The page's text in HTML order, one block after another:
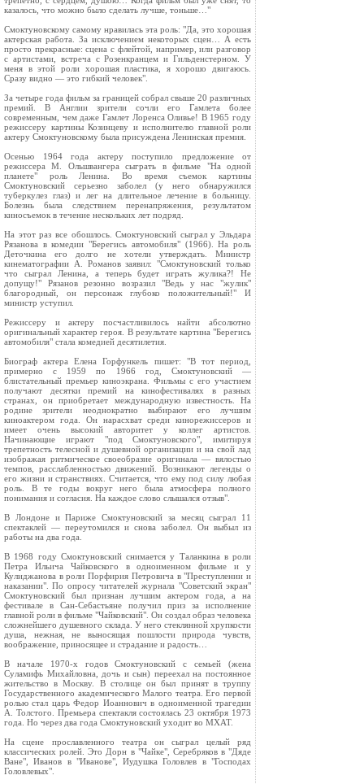
казалось, что можно было сделать лучше, тоньше…"
Смоктуновскому самому нравилась эта роль: "Да, это хорошая
актерская работа. За исключением некоторых сцен… А есть
просто прекрасные: сцена с флейтой, например, или разговор
с артистами, встреча с Розенкранцем и Гильденстерном. У
меня в этой роли хорошая пластика, я хорошо двигаюсь.
Сразу видно — это гибкий человек".
За четыре года фильм за границей собрал свыше 20 различных
премий. В Англии зрители сочли его Гамлета более
современным, чем даже Гамлет Лоренса Оливье! В 1965 году
режиссеру картины Козинцеву и исполнителю главной роли
актеру Смоктуновскому была присуждена Ленинская премия.
Осенью 1964 года актеру поступило предложение от
режиссера М. Ольшвангера сыграть в фильме "На одной
планете" роль Ленина. Во время съемок картины
Смоктуновский серьезно заболел (у него обнаружился
туберкулез глаз) и лег на длительное лечение в больницу.
Болезнь была следствием перенапряжения, результатом
киносъемок в течение нескольких лет подряд.
На этот раз все обошлось. Смоктуновский сыграл у Эльдара
Рязанова в комедии "Берегись автомобиля" (1966). На роль
Деточкина его долго не хотели утверждать. Министр
кинематографии А. Романов заявил: "Смоктуновский только
что сыграл Ленина, а теперь будет играть жулика?! Не
допущу!" Рязанов резонно возразил "Ведь у нас "жулик"
благородный, он персонаж глубоко положительный!" И
министр уступил.
Режиссеру и актеру посчастливилось найти абсолютно
оригинальный характер героя. В результате картина "Берегись
автомобиля" стала комедией десятилетия.
Биограф актера Елена Горфункель пишет: "В тот период,
примерно с 1959 по 1966 год, Смоктуновский —
блистательный премьер киноэкрана. Фильмы с его участием
получают десятки премий на кинофестивалях в разных
странах, он приобретает международную известность. На
родине зрители неоднократно выбирают его лучшим
киноактером года. Он нарасхват среди кинорежиссеров и
имеет очень высокий авторитет у коллег артистов.
Начинающие играют "под Смоктуновского", имитируя
трепетность телесной и душевной организации и на свой лад
изображая ритмическое своеобразие оригинала — вялостью
темпов, расслабленностью движений. Возникают легенды о
его жизни и странствиях. Считается, что ему под силу любая
роль. В те годы вокруг него была атмосфера полного
понимания и согласия. На каждое слово слышался отзыв".
В Лондоне и Париже Смоктуновский за месяц сыграл 11
спектаклей — переутомился и снова заболел. Он выбыл из
работы на два года.
В 1968 году Смоктуновский снимается у Таланкина в роли
Петра Ильича Чайковского в одноименном фильме и у
Кулиджанова в роли Порфирия Петровича в "Преступлении и
наказании". По опросу читателей журнала "Советский экран"
Смоктуновский был признан лучшим актером года, а на
фестивале в Сан-Себастьяне получил приз за исполнение
главной роли в фильме "Чайковский". Он создал образ человека
сложнейшего душевного склада. У него стеклянной хрупкости
душа, нежная, не выносящая пошлости природа чувств,
воображение, приносящее и страдание и радость…
В начале 1970-х годов Смоктуновский с семьей (жена
Суламифь Михайловна, дочь и сын) переехал на постоянное
жительство в Москву. В столице он был принят в труппу
Государственного академического Малого театра. Его первой
ролью стал царь Федор Иоаннович в одноименной трагедии
А. Толстого. Премьера спектакля состоялась 23 октября 1973
года. Но через два года Смоктуновский уходит во МХАТ.
На сцене прославленного театра он сыграл целый ряд
классических ролей. Это Дорн в "Чайке", Серебряков в "Дяде
Ване", Иванов в "Иванове", Иудушка Головлев в "Господах
Головлевых".